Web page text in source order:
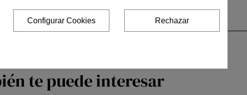
te puede interesar
Configurar Cookies Rechazar